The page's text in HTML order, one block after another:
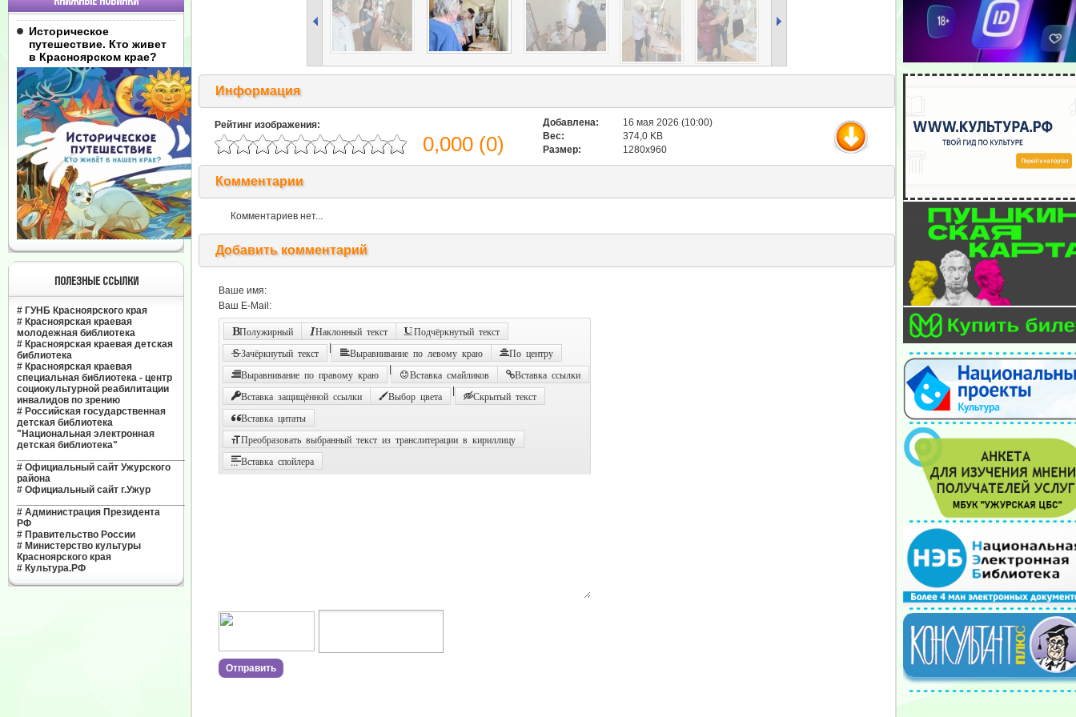
Историческое
путешествие. Кто живет
в Красноярском крае?
ПОЛЕЗНЫЕ ССЫЛКИ
# ГУНБ Красноярского края
# Красноярская краевая
молодежная библиотека
# Красноярская краевая детская
библиотека
# Красноярская краевая
специальная библиотека - центр
социокультурной реабилитации
инвалидов по зрению
# Российская государственная
детская библиотека
"Национальная электронная
детская библиотека"
# Официальный сайт Ужурского
района
# Официальный сайт г.Ужур
# Администрация Президента
РФ
# Правительство России
# Министерство культуры
Красноярского края
# Культура.РФ
Информация
Рейтинг изображения:
0,000 (0)
Добавлена:
16 мая 2026 (10:00)
Вес:
374,0 KB
Размер:
1280x960
Комментарии
Комментариев нет...
Добавить комментарий
Ваше имя:
Ваш E-Mail:
Полужирный Наклонный текст Подчёркнутый текст
Зачёркнутый текст Выравнивание по левому краю По центру
Выравнивание по правому краю Вставка смайликов Вставка ссылки
Вставка защищённой ссылки Выбор цвета Скрытый текст
Вставка цитаты
Преобразовать выбранный текст из транслитерации в кириллицу
Вставка спойлера